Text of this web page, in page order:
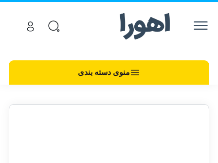
منوی دسته بندی